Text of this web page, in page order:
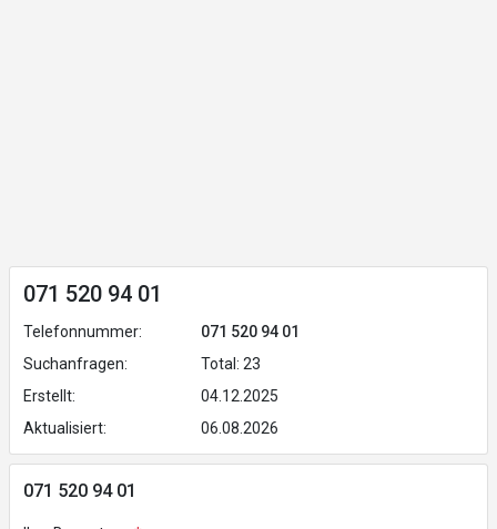
071 520 94 01
Telefonnummer:
071 520 94 01
Suchanfragen:
Total: 23
Erstellt:
04.12.2025
Aktualisiert:
06.08.2026
071 520 94 01